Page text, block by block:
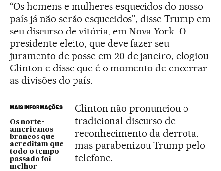
“Os homens e mulheres esquecidos do nosso
país já não serão esquecidos”, disse Trump em
seu discurso de vitória, em Nova York. O
presidente eleito, que deve fazer seu
juramento de posse em 20 de janeiro, elogiou
Clinton e disse que é o momento de encerrar
as divisões do país.
MAIS INFORMAÇÕES
Os norte-
americanos
brancos que
acreditam que
todo o tempo
passado foi
melhor
Clinton não pronunciou o
tradicional discurso de
reconhecimento da derrota,
mas parabenizou Trump pelo
telefone.